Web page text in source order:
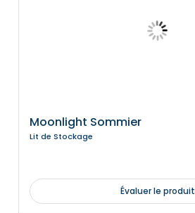
Moonlight Sommier
Lit de Stockage
Évaluer le produit